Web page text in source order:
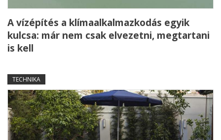
A vízépítés a klímaalkalmazkodás egyik
kulcsa: már nem csak elvezetni, megtartani
is kell
TECHNIKA